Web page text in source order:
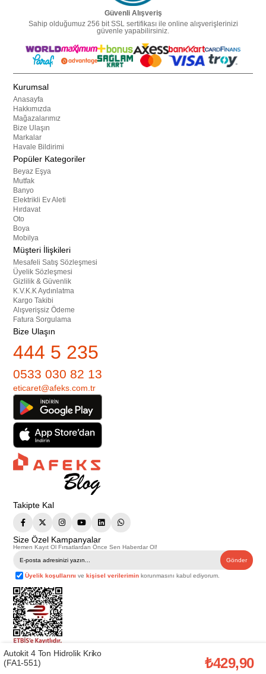
Güvenli Alışveriş
Sahip olduğumuz 256 bit SSL sertifikası ile online alışverişlerinizi
güvenle yapabilirsiniz.
Kurumsal
Anasayfa
Hakkımızda
Mağazalarımız
Bize Ulaşın
Markalar
Havale Bildirimi
Popüler Kategoriler
Beyaz Eşya
Mutfak
Banyo
Elektrikli Ev Aleti
Hırdavat
Oto
Boya
Mobilya
Müşteri İlişkileri
Mesafeli Satış Sözleşmesi
Üyelik Sözleşmesi
Gizlilik & Güvenlik
K.V.K.K Aydınlatma
Kargo Takibi
Alışverişsiz Ödeme
Fatura Sorgulama
Bize Ulaşın
444 5 235
0533 030 82 13
eticaret@afeks.com.tr
Takipte Kal
Size Özel Kampanyalar
Hemen Kayıt Ol Fırsatlardan Önce Sen Haberdar Ol!
Gönder
Üyelik koşullarını vekişisel verilerimin korunmasını kabul ediyorum.
Telif Hakkı © 2026Afeks Yapı Market
. Tüm hakları saklıdır.
Bu web sitesindeki tüm ürünler ticari amaçlıdır. Web sitemizde yer alan
görsel ve yazılı içerikler firmamıza ait olup, firmamızın yazılı izni alınmadan
Autokit 4 Ton Hidrolik Kriko
(FA1-551)
₺429,90